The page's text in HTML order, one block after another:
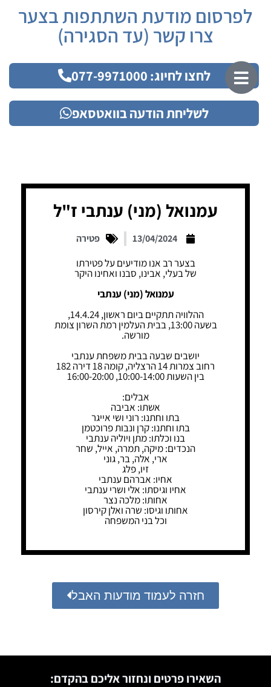
לפרסום מודעת השתתפות בצער
צרו קשר (עד הסגירה)
לחצו לחיוג: 077-9971000
לשליחת הודעה בוואטסאפ
עמנואל (מני) ענתבי ז"ל
13/04/2024 פטירה
בצער רב אנו מודיעים על פטירתו
של בעלי, אבינו, סבנו ואחינו היקר
עמנואל (מני) ענתבי
ההלוויה תתקיים ביום ראשון, 14.4.24,
בשעה 13:00, בבית העלמין רמת השרון צומת
מורשה.
יושבים שבעה בבית משפחת ענתבי
רחוב צמרות 14 הרצליה, קומה 18 דירה 182
בין השעות 10:00-14:00, 16:00-20:00
אבלים:
אשתו: אביבה
בתו וחתנו: רוני ושי אייגר
בתו וחתנו: קרן ונבות פרוכטמן
בנו וכלתו: מתן ויוליה ענתבי
הנכדים: מיקה, תמרה, אייל, שחר
ארי, אלה, בר, גוני
זיו, פלג
אחיו: אברהם ענתבי
אחיו וגיסתו: אלי ושרי ענתבי
אחותו: מלכה נצר
אחותו וגיסו: שרה ואלן קירסון
וכל בני המשפחה
חזרה לעמוד מודעות האבל
השאירו פרטים ונחזור אליכם בהקדם: